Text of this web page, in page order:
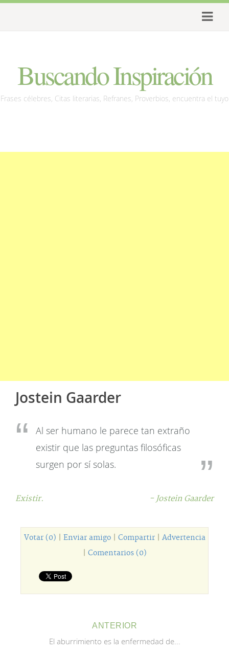
Buscando Inspiración
Frases célebres, Citas literarias, Refranes, Proverbios, encuentra el tuyo
Jostein Gaarder
Al ser humano le parece tan extraño
existir que las preguntas filosóficas
surgen por sí solas.
Existir. - Jostein Gaarder
Votar (0) Enviar amigo| Compartir| Advertencia
Comentarios (0)
ANTERIOR
El aburrimiento es la enfermedad de...